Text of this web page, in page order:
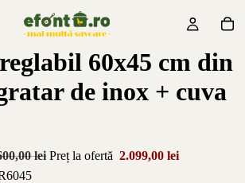
60x45 cm din
de inox + cuva
lei Preț la ofertă 2.099,00 lei